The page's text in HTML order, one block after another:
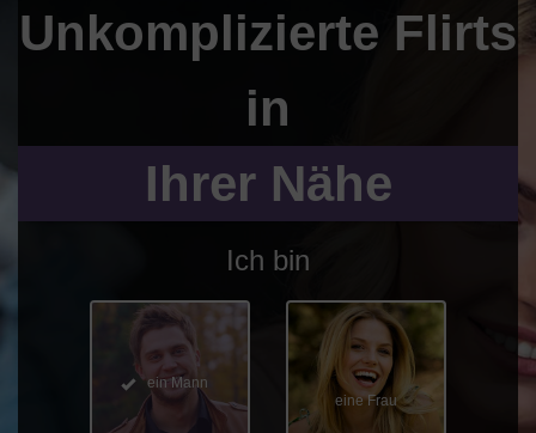
Unkomplizierte Flirts
in
Ihrer Nähe
Ich bin
ein Mann
eine Frau